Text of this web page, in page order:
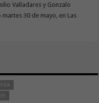
Valladares y Gonzalo
30 de mayo, en Las